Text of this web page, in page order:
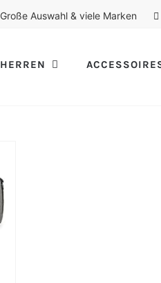
Große Auswahl & viele Marken
HERREN